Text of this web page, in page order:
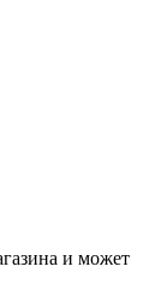
и может